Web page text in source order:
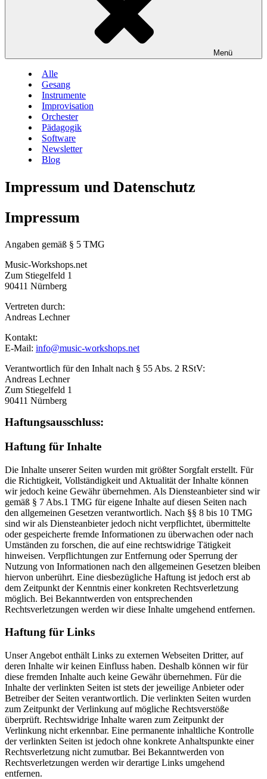
Menü
Alle
Gesang
Instrumente
Improvisation
Orchester
Pädagogik
Software
Newsletter
Blog
Impressum und Datenschutz
Impressum
Angaben gemäß § 5 TMG
Music-Workshops.net
Zum Stiegelfeld 1
90411 Nürnberg
Vertreten durch:
Andreas Lechner
Kontakt:
E-Mail: info@music-workshops.net
Verantwortlich für den Inhalt nach § 55 Abs. 2 RStV:
Andreas Lechner
Zum Stiegelfeld 1
90411 Nürnberg
Haftungsausschluss:
Haftung für Inhalte
Die Inhalte unserer Seiten wurden mit größter Sorgfalt erstellt. Für
die Richtigkeit, Vollständigkeit und Aktualität der Inhalte können
wir jedoch keine Gewähr übernehmen. Als Diensteanbieter sind wir
gemäß § 7 Abs.1 TMG für eigene Inhalte auf diesen Seiten nach
den allgemeinen Gesetzen verantwortlich. Nach §§ 8 bis 10 TMG
sind wir als Diensteanbieter jedoch nicht verpflichtet, übermittelte
oder gespeicherte fremde Informationen zu überwachen oder nach
Umständen zu forschen, die auf eine rechtswidrige Tätigkeit
hinweisen. Verpflichtungen zur Entfernung oder Sperrung der
Nutzung von Informationen nach den allgemeinen Gesetzen bleiben
hiervon unberührt. Eine diesbezügliche Haftung ist jedoch erst ab
dem Zeitpunkt der Kenntnis einer konkreten Rechtsverletzung
möglich. Bei Bekanntwerden von entsprechenden
Rechtsverletzungen werden wir diese Inhalte umgehend entfernen.
Haftung für Links
Unser Angebot enthält Links zu externen Webseiten Dritter, auf
deren Inhalte wir keinen Einfluss haben. Deshalb können wir für
diese fremden Inhalte auch keine Gewähr übernehmen. Für die
Inhalte der verlinkten Seiten ist stets der jeweilige Anbieter oder
Betreiber der Seiten verantwortlich. Die verlinkten Seiten wurden
zum Zeitpunkt der Verlinkung auf mögliche Rechtsverstöße
überprüft. Rechtswidrige Inhalte waren zum Zeitpunkt der
Verlinkung nicht erkennbar. Eine permanente inhaltliche Kontrolle
der verlinkten Seiten ist jedoch ohne konkrete Anhaltspunkte einer
Rechtsverletzung nicht zumutbar. Bei Bekanntwerden von
Rechtsverletzungen werden wir derartige Links umgehend
entfernen.